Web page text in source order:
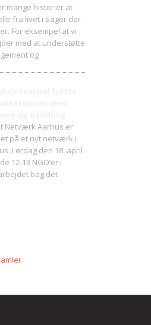
mange historier at
fra livet i Sager der
For eksempel at vi
med at understøtte
og
Netværk Aarhus er
på et nyt netværk i
Lørdag den 18. april
12-13 NGO’er i
bag det